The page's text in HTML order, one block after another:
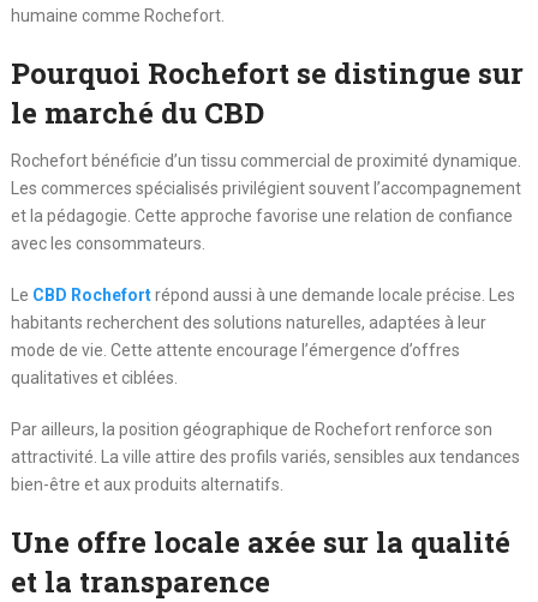
humaine comme Rochefort.
Pourquoi Rochefort se distingue sur
le marché du CBD
Rochefort bénéficie d’un tissu commercial de proximité dynamique.
Les commerces spécialisés privilégient souvent l’accompagnement
et la pédagogie. Cette approche favorise une relation de confiance
avec les consommateurs.
Le CBD Rochefortrépond aussi à une demande locale précise. Les
habitants recherchent des solutions naturelles, adaptées à leur
mode de vie. Cette attente encourage l’émergence d’offres
qualitatives et ciblées.
Par ailleurs, la position géographique de Rochefort renforce son
attractivité. La ville attire des profils variés, sensibles aux tendances
bien-être et aux produits alternatifs.
Une offre locale axée sur la qualité
et la transparence